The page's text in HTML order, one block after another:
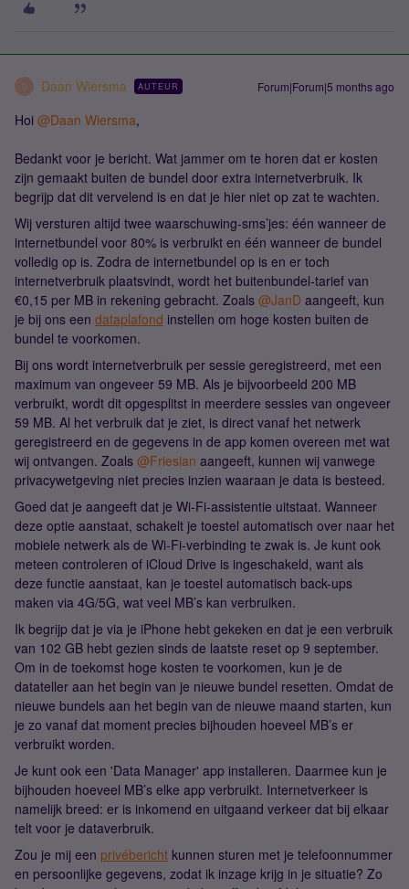
D Daan Wiersma AUTEUR Forum|Forum|5 months ago
Hoi ​ @Daan Wiersma,
Bedankt voor je bericht. Wat jammer om te horen dat er kosten
zijn gemaakt buiten de bundel door extra internetverbruik. Ik
begrijp dat dit vervelend is en dat je hier niet op zat te wachten.
Wij versturen altijd twee waarschuwing-sms’jes: één wanneer de
internetbundel voor 80% is verbruikt en één wanneer de bundel
volledig op is. Zodra de internetbundel op is en er toch
internetverbruik plaatsvindt, wordt het buitenbundel-tarief van
€0,15 per MB in rekening gebracht. Zoals ​ @JanD aangeeft, kun
je bij ons een dataplafond instellen om hoge kosten buiten de
bundel te voorkomen.
Bij ons wordt internetverbruik per sessie geregistreerd, met een
maximum van ongeveer 59 MB. Als je bijvoorbeeld 200 MB
verbruikt, wordt dit opgesplitst in meerdere sessies van ongeveer
59 MB. Al het verbruik dat je ziet, is direct vanaf het netwerk
geregistreerd en de gegevens in de app komen overeen met wat
wij ontvangen. Zoals ​ @Friesian aangeeft, kunnen wij vanwege
privacywetgeving niet precies inzien waaraan je data is besteed.
Goed dat je aangeeft dat je Wi-Fi-assistentie uitstaat. Wanneer
deze optie aanstaat, schakelt je toestel automatisch over naar het
mobiele netwerk als de Wi-Fi-verbinding te zwak is. Je kunt ook
meteen controleren of iCloud Drive is ingeschakeld, want als
deze functie aanstaat, kan je toestel automatisch back-ups
maken via 4G/5G, wat veel MB’s kan verbruiken.
Ik begrijp dat je via je iPhone hebt gekeken en dat je een verbruik
van 102 GB hebt gezien sinds de laatste reset op 9 september.
Om in de toekomst hoge kosten te voorkomen, kun je de
datateller aan het begin van je nieuwe bundel resetten. Omdat de
nieuwe bundels aan het begin van de nieuwe maand starten, kun
je zo vanaf dat moment precies bijhouden hoeveel MB’s er
verbruikt worden.
Je kunt ook een 'Data Manager' app installeren. Daarmee kun je
bijhouden hoeveel MB’s elke app verbruikt. Internetverkeer is
namelijk breed: er is inkomend en uitgaand verkeer dat bij elkaar
telt voor je dataverbruik.
Zou je mij een privébericht kunnen sturen met je telefoonnummer
en persoonlijke gegevens, zodat ik inzage krijg in je situatie? Zo